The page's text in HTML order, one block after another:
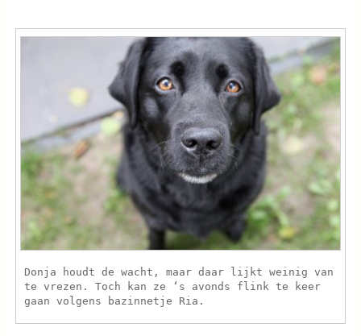
Donja houdt de wacht, maar daar lijkt weinig van
te vrezen. Toch kan ze ‘s avonds flink te keer
gaan volgens bazinnetje Ria.